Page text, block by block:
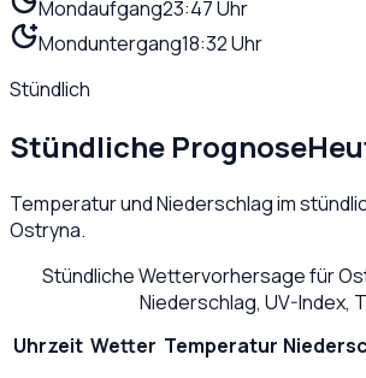
Mondaufgang23:47 Uhr
Monduntergang18:32 Uhr
Stündlich
Stündliche Prognose
Temperatur und Niederschlag im
Ostryna.
Stündliche Wettervorhersage für
Niederschlag, UV-Index,
Uhrzeit Wetter Temperatur